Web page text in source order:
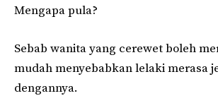
Mengapa pula?
Sebab wanita yang cerewet boleh
mudah menyebabkan lelaki merasa
dengannya.